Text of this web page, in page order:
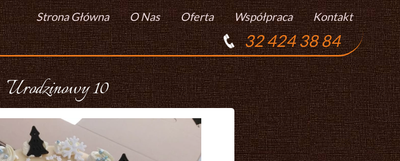
Urodzinowy 10
32 424 38 84
Strona Główna O Nas Oferta
Torty
Ciasta
Ciasteczka
Ciasta Świąteczne
Podziękowania Dla Gości
Współpraca
Praca
Kontakt